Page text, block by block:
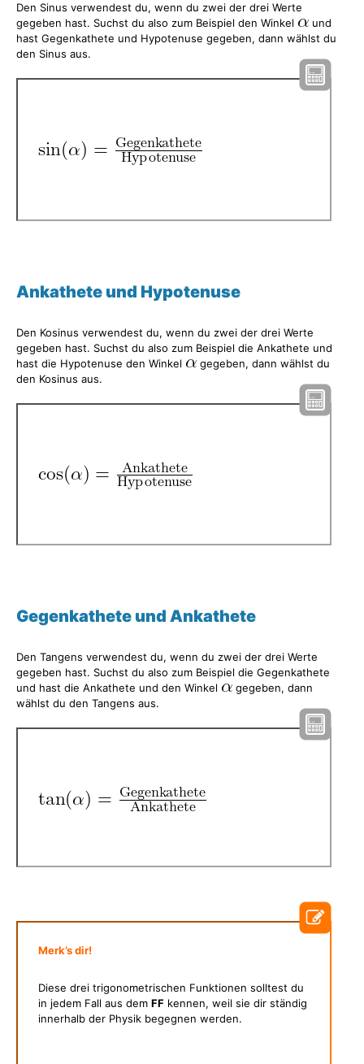
Den Sinus verwendest du, wenn du zwei der drei Werte
gegeben hast. Suchst du also zum Beispiel den Winkel
und
hast Gegenkathete und Hypotenuse gegeben, dann wählst du
den Sinus aus.
Ankathete und Hypotenuse
Den Kosinus verwendest du, wenn du zwei der drei Werte
gegeben hast. Suchst du also zum Beispiel die Ankathete und
hast die Hypotenuse den Winkel
gegeben, dann wählst du
den Kosinus aus.
Gegenkathete und Ankathete
Den Tangens verwendest du, wenn du zwei der drei Werte
gegeben hast. Suchst du also zum Beispiel die Gegenkathete
und hast die Ankathete und den Winkel
gegeben, dann
wählst du den Tangens aus.
Merk’s dir!
Diese drei trigonometrischen Funktionen solltest du
in jedem Fall aus dem FF kennen, weil sie dir ständig
innerhalb der Physik begegnen werden.